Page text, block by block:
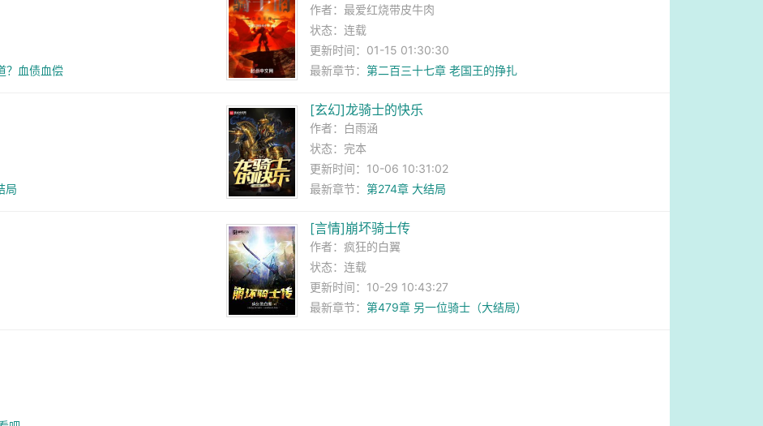
？血债血偿
作者： 最爱红烧带皮牛肉
状态：连载
更新时间：01-15 01:30:30
最新章节： 第二百三十七章 老国王的挣扎
局
[玄幻]龙骑士的快乐
作者：
白雨涵
状态：完本
更新时间：10-06 10:31:02
最新章节： 第274章 大结局
[言情]崩坏骑士传
作者： 疯狂的白翼
状态：连载
更新时间：10-29 10:43:27
最新章节： 第479章 另一位骑士（大结局）